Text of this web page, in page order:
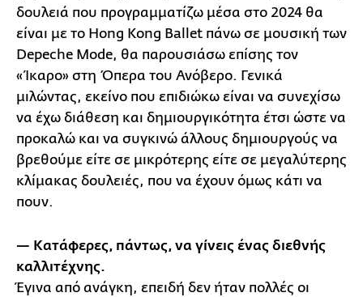
δουλειά που προγραμματίζω μέσα στο 2024 θα
είναι με το Hong Kong Ballet πάνω σε μουσική των
Depeche Mode, θα παρουσιάσω επίσης τον
«Ίκαρο» στη Όπερα του Ανόβερο. Γενικά
μιλώντας, εκείνο που επιδιώκω είναι να συνεχίσω
να έχω διάθεση και δημιουργικότητα έτσι ώστε να
προκαλώ και να συγκινώ άλλους δημιουργούς να
βρεθούμε είτε σε μικρότερης είτε σε μεγαλύτερης
κλίμακας δουλειές, που να έχουν όμως κάτι να
πουν.
— Κατάφερες, πάντως, να γίνεις ένας διεθνής
καλλιτέχνης.
Έγινα από ανάγκη, επειδή δεν ήταν πολλές οι